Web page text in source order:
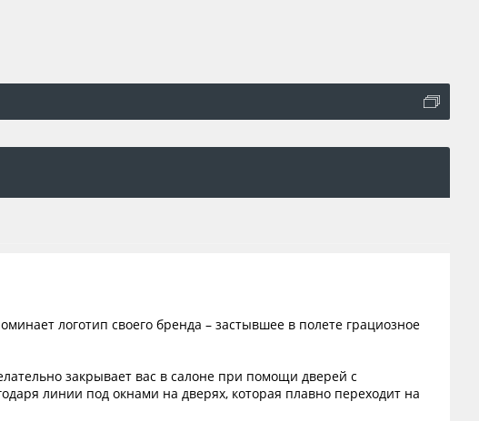
логотип своего бренда – застывшее в полете грациозное
закрывает вас в салоне при помощи дверей с
линии под окнами на дверях, которая плавно переходит на